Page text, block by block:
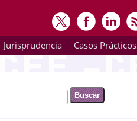
Jurisprudencia Casos Prácticos
de búsqueda